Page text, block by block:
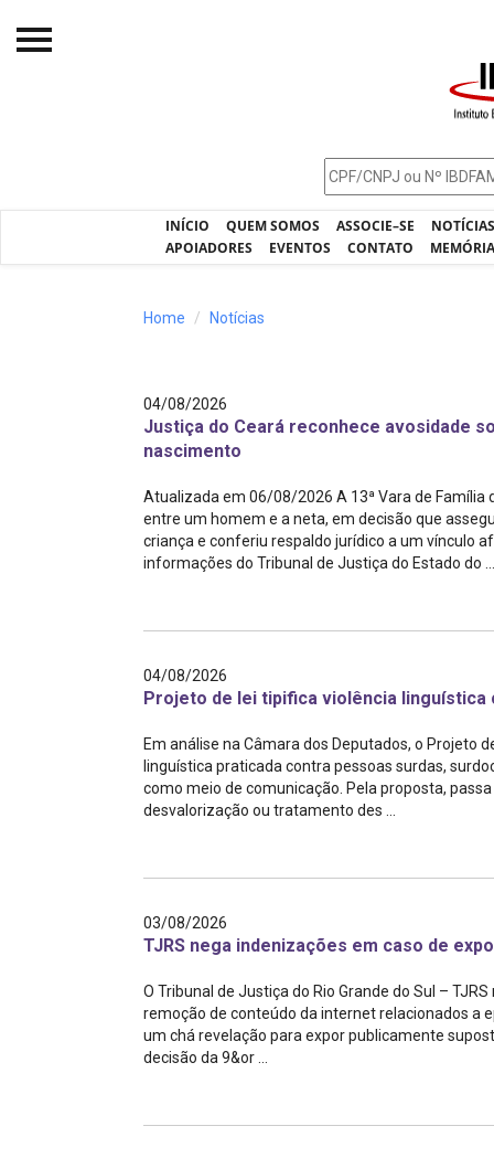
INÍCIO QUEM SOMOS ASSOCIE–SE
APOIADORES
EVENTOS CONTATO
Processos - IBDFAM
Projetos do IBDFAM
Alienação Parental
Encontre um Escritório
IBDFAM Educacional
Home Notícias
04/08/2026
Justiça do Ceará reconhece avosidade
nascimento
Atualizada em 06/08/2026 A 13ª Vara de
entre um homem e a neta, em decisão que
criança e conferiu respaldo jurídico a um vínculo
informações do Tribunal de Justiça do Estado do ...
04/08/2026
Projeto de lei tipifica violência linguística
Em análise na Câmara dos Deputados, o Projeto
linguística praticada contra pessoas surdas,
como meio de comunicação. Pela proposta,
desvalorização ou tratamento des ...
03/08/2026
TJRS nega indenizações em caso de
O Tribunal de Justiça do Rio Grande do Sul –
remoção de conteúdo da internet relacionados a
um chá revelação para expor publicamente
decisão da 9&or ...